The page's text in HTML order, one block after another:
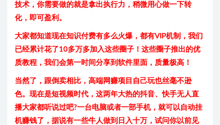
技术，你需要做的就是拿出执行力，稍微用心做一下转
化，即可盈利。
大家都知道现在知识付费有多么火爆，都有VIP机制，我们
已经累计花了10多万多加入这些圈子！这些圈子推出的优
质教程，我们会第一时间分享到软件里面，质量极高！
当然了，跟倒卖相比，高端网赚项目自己玩也丝毫不逊
色。现在是短视频时代，这两年大热的抖音、快手无人直
播大家都听说过吧?一台电脑或者一部手机，就可以自动挂
机赚钱了，据说有一些牛人做到日入十万，试问你以前见